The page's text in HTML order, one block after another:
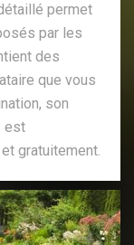
permet
par les
des
que vous
son
est
gratuitement.